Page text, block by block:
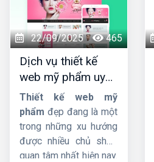
Responsive, cấu trúc
code chuẩn SEO hỗ trợ
lên Top Google nhanh
chóng quan trọng như
thế nào đối với trang
web ?
22/09/2025 465
Dịch vụ thiết kế
web mỹ phẩm uy
tín, chuyên nghiệp,
chuẩn SEO
Thiết kế web mỹ
phẩm đẹp đang là một
trong những xu hướng
được nhiều chủ shop
quan tâm nhất hiện nay.